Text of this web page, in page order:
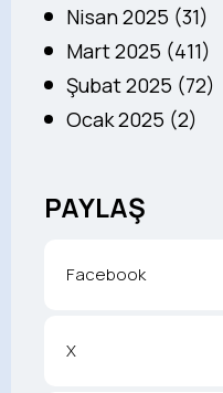
Nisan 2025 (31)
Mart 2025 (411)
Şubat 2025 (72)
Ocak 2025 (2)
PAYLAŞ
Facebook
X